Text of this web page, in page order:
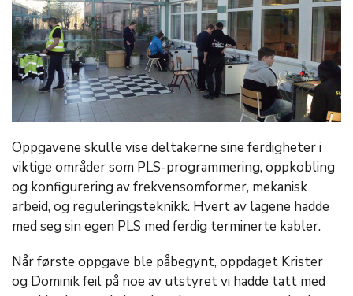
Oppgavene skulle vise deltakerne sine ferdigheter i
viktige områder som PLS-programmering, oppkobling
og konfigurering av frekvensomformer, mekanisk
arbeid, og reguleringsteknikk. Hvert av lagene hadde
med seg sin egen PLS med ferdig terminerte kabler.
Når første oppgave ble påbegynt, oppdaget Krister
og Dominik feil på noe av utstyret vi hadde tatt med